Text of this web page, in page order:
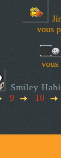
vous
vous
Smiley
9
10